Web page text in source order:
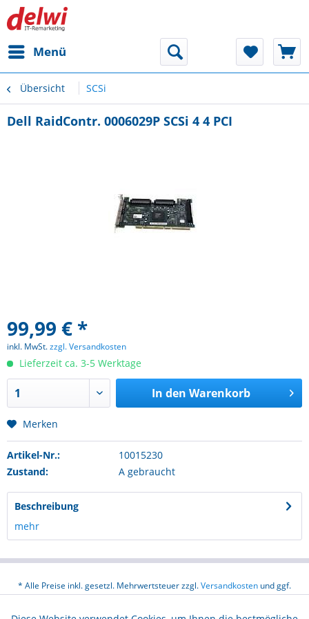
Menü
Übersicht SCSi
Dell RaidContr. 0006029P SCSi 4 4 PCI
99,99 € *
inkl. MwSt.zzgl. Versandkosten
Lieferzeit ca. 3-5 Werktage
In den Warenkorb
Merken
Artikel-Nr.:
10015230
Zustand:
A gebraucht
Beschreibung
mehr
* Alle Preise inkl. gesetzl. Mehrwertsteuer zzgl.Versandkosten und ggf.